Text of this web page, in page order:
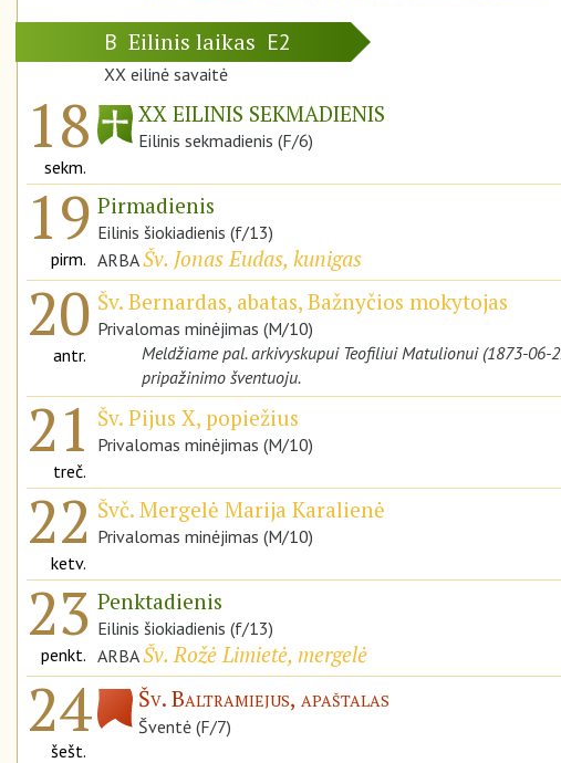
B Eilinis laikas E2
XX eilinė savaitė
18
sekm.
XX EILINIS SEKMADIENIS
Eilinis sekmadienis (F/6)
19
pirm.
Pirmadienis
Eilinis šiokiadienis (f/13)
ARBAŠv. Jonas Eudas, kunigas
20
antr.
Šv. Bernardas, abatas, Bažnyčios mokytojas
Privalomas minėjimas (M/10)
Meldžiame pal. arkivyskupui Teofiliui Matulionui (1873-06-
pripažinimo šventuoju.
21
treč.
Šv. Pijus X, popiežius
Privalomas minėjimas (M/10)
22
ketv.
Švč. Mergelė Marija Karalienė
Privalomas minėjimas (M/10)
23
penkt.
Penktadienis
Eilinis šiokiadienis (f/13)
ARBAŠv. Rožė Limietė, mergelė
24
šešt.
Šv. Baltramiejus, apaštalas
Šventė (F/7)